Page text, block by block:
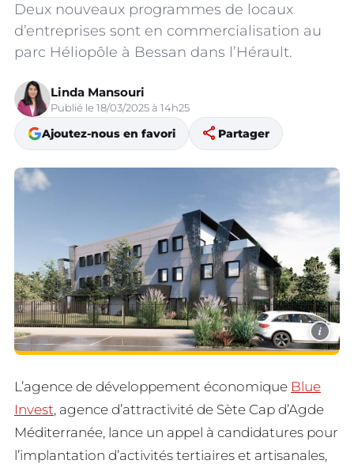
Deux nouveaux programmes de locaux
d’entreprises sont en commercialisation au
parc Héliopôle à Bessan dans l’Hérault.
Linda Mansouri
Publié le 18/03/2025 à 14h25
Ajoutez-nous en favori share Partager
i
L’agence de développement économique Blue
Invest, agence d’attractivité de Sète Cap d’Agde
Méditerranée, lance un appel à candidatures pour
l’implantation d’activités tertiaires et artisanales,